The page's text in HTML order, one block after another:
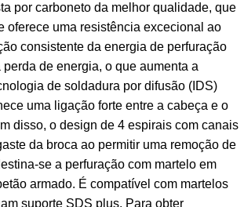
por carboneto da melhor qualidade, que
oferece uma resistência excecional ao
consistente da energia de perfuração
de energia, o que aumenta a
de soldadura por difusão (IDS)
uma ligação forte entre a cabeça e o
disso, o design de 4 espirais com canais
da broca ao permitir uma remoção de
se a perfuração com martelo em
armado. É compatível com martelos
suporte SDS plus. Para obter